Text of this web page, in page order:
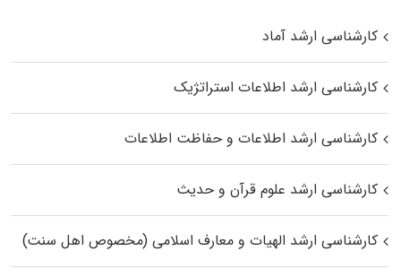
کارشناسی ارشد آماد
کارشناسی ارشد اطلاعات استراتژیک
کارشناسی ارشد اطلاعات و حفاظت اطلاعات
کارشناسی ارشد علوم قرآن و حدیث
کارشناسی ارشد الهیات و معارف اسلامی (مخصوص اهل سنت)